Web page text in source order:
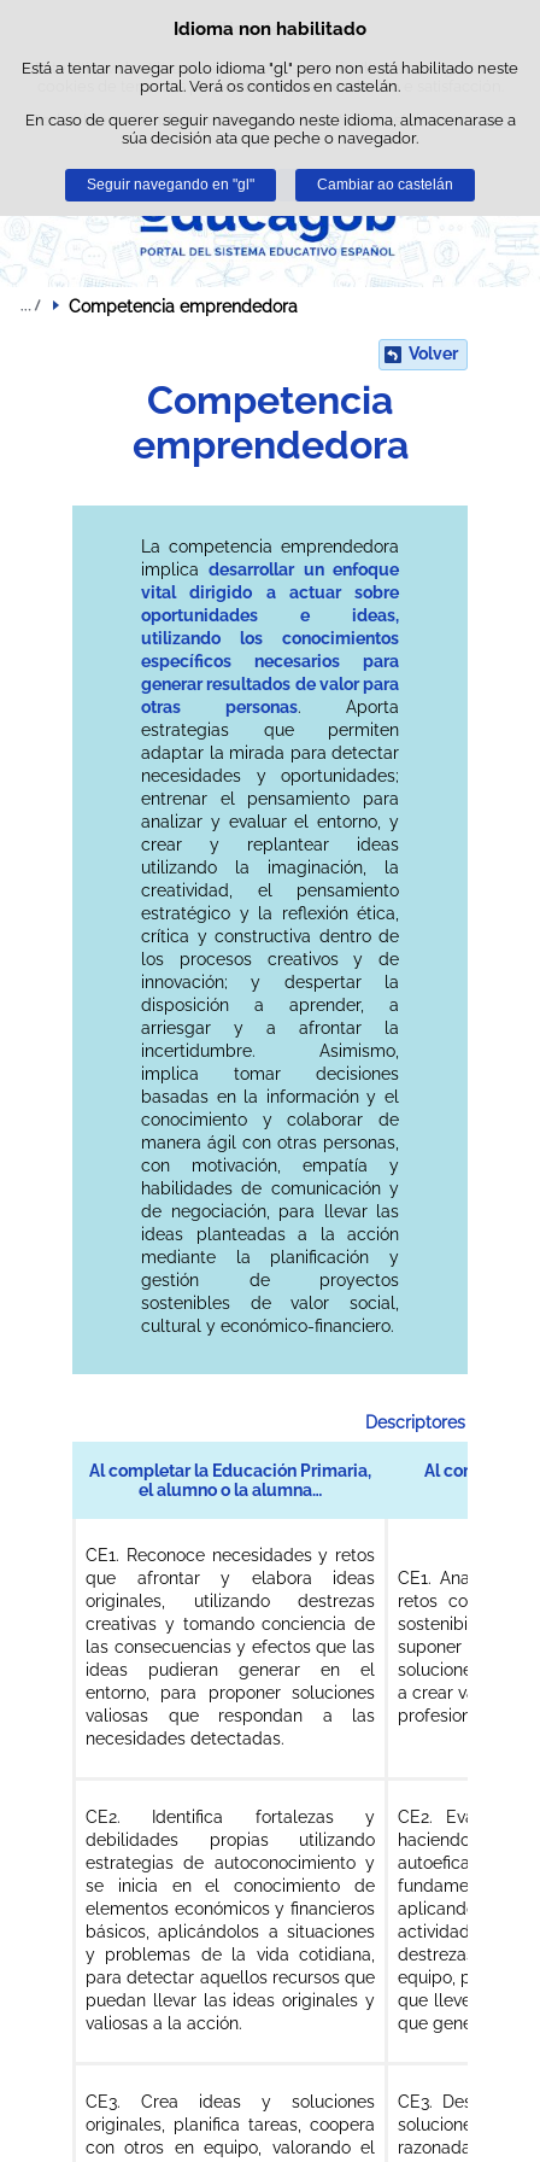
Política de cookies
Este sitio web utiliza cookies propias para facilitar a navegación e
cookies de terceiros para obter estatísticas de uso e satisfacción.
Pode obter máis información no apartado "Cookies" do nosoaviso
legal.
Aceptar Rexeitar
Idioma non habilitado
Está a tentar navegar polo idioma "gl" pero non está habilitado neste
portal. Verá os contidos en castelán.
En caso de querer seguir navegando neste idioma, almacenarase a
súa decisión ata que peche o navegador.
Seguir navegando en "gl" Cambiar ao castelán
Saltar ao contido
Competencia emprendedora
Volver
Competencia
emprendedora
La competencia emprendedora
implicadesarrollar un enfoque
vital dirigido a actuar sobre
oportunidades e ideas,
utilizando los conocimientos
específicos necesarios para
generar resultados de valor para
otras personas. Aporta
estrategias que permiten
adaptar la mirada para detectar
necesidades y oportunidades;
entrenar el pensamiento para
analizar y evaluar el entorno, y
crear y replantear ideas
utilizando la imaginación, la
creatividad, el pensamiento
estratégico y la reflexión ética,
crítica y constructiva dentro de
los procesos creativos y de
innovación; y despertar la
disposición a aprender, a
arriesgar y a afrontar la
incertidumbre. Asimismo,
implica tomar decisiones
basadas en la información y el
conocimiento y colaborar de
manera ágil con otras personas,
con motivación, empatía y
habilidades de comunicación y
de negociación, para llevar las
ideas planteadas a la acción
mediante la planificación y
gestión de proyectos
sostenibles de valor social,
cultural y económico-financiero.
Descriptores
Al completar la Educación Primaria,
el alumno o la alumna…
Al completar
CE1. Reconoce necesidades y retos
que afrontar y elabora ideas
originales, utilizando destrezas
creativas y tomando conciencia de
las consecuencias y efectos que las
ideas pudieran generar en el
entorno, para proponer soluciones
valiosas que respondan a las
necesidades detectadas.
CE1. Analiza
retos con
sostenibilidad,
suponer en el
soluciones
a crear valor en
profesional.
CE2. Identifica fortalezas y
debilidades propias utilizando
estrategias de autoconocimiento y
se inicia en el conocimiento de
elementos económicos y financieros
básicos, aplicándolos a situaciones
y problemas de la vida cotidiana,
para detectar aquellos recursos que
puedan llevar las ideas originales y
valiosas a la acción.
CE2. Evalúa
haciendo uso
autoeficacia,
aplicando
actividades y
destrezas que
equipo, para
que lleven a la
que genere valor.
CE3. Crea ideas y soluciones
originales, planifica tareas, coopera
con otros en equipo, valorando el
CE3.
soluciones
razonada,